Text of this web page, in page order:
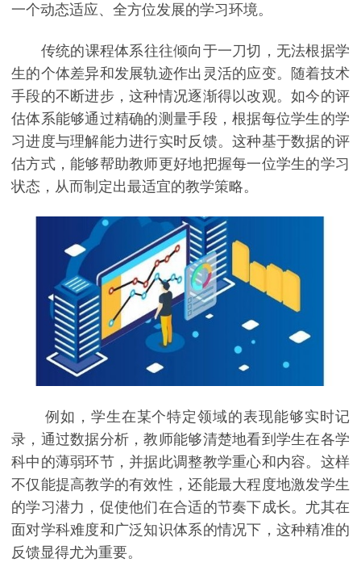
一个动态适应、全方位发展的学习环境。
传统的课程体系往往倾向于一刀切，无法根据学
生的个体差异和发展轨迹作出灵活的应变。随着技术
手段的不断进步，这种情况逐渐得以改观。如今的评
估体系能够通过精确的测量手段，根据每位学生的学
习进度与理解能力进行实时反馈。这种基于数据的评
估方式，能够帮助教师更好地把握每一位学生的学习
状态，从而制定出最适宜的教学策略。
例如，学生在某个特定领域的表现能够实时记
录，通过数据分析，教师能够清楚地看到学生在各学
科中的薄弱环节，并据此调整教学重心和内容。这样
不仅能提高教学的有效性，还能最大程度地激发学生
的学习潜力，促使他们在合适的节奏下成长。尤其在
面对学科难度和广泛知识体系的情况下，这种精准的
反馈显得尤为重要。